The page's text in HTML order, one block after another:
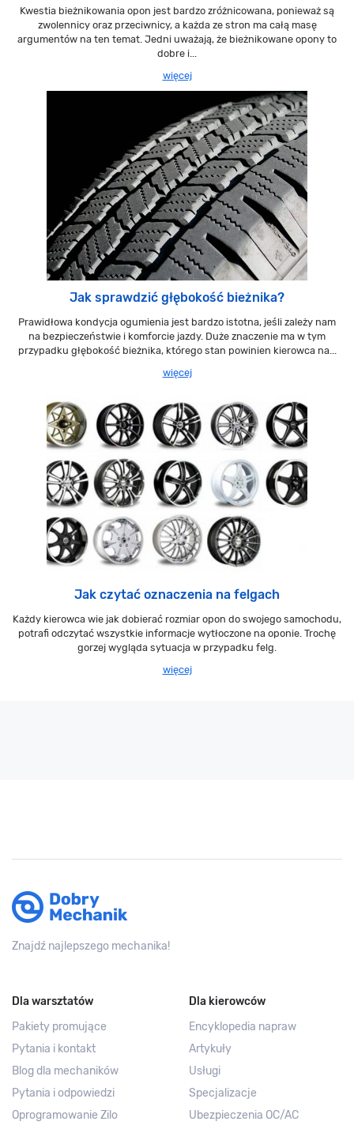
Kwestia bieżnikowania opon jest bardzo zróżnicowana, ponieważ są
zwolennicy oraz przeciwnicy, a każda ze stron ma całą masę
argumentów na ten temat. Jedni uważają, że bieżnikowane opony to
dobre i...
więcej
Jak sprawdzić głębokość bieżnika?
Prawidłowa kondycja ogumienia jest bardzo istotna, jeśli zależy nam
na bezpieczeństwie i komforcie jazdy. Duże znaczenie ma w tym
przypadku głębokość bieżnika, którego stan powinien kierowca na...
więcej
Jak czytać oznaczenia na felgach
Każdy kierowca wie jak dobierać rozmiar opon do swojego samochodu,
potrafi odczytać wszystkie informacje wytłoczone na oponie. Trochę
gorzej wygląda sytuacja w przypadku felg.
więcej
Znajdź najlepszego mechanika!
Dla warsztatów
Pakiety promujące
Pytania i kontakt
Blog dla mechaników
Pytania i odpowiedzi
Oprogramowanie Zilo
Dla kierowców
Encyklopedia napraw
Artykuły
Usługi
Specjalizacje
Ubezpieczenia OC/AC